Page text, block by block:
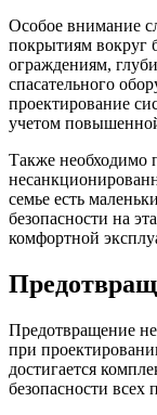
Особое внимание
покрытиям вокруг
ограждениям,
спасательного
проектирование
учетом
Также необходимо
семье есть
безопасности на
комфортной
Предотвращение
при
достигается
безопасности всех